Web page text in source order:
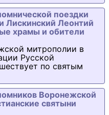
поездки
Лискинский Леонтий
храмы и обители
митрополии в
Русской
по святым
Воронежской
святыни